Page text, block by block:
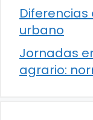
urbano
Jornadas
agrario: